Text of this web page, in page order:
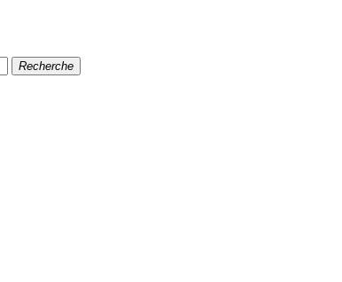
Recherche